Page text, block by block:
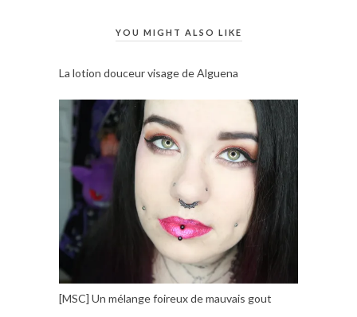
YOU MIGHT ALSO LIKE
La lotion douceur visage de Alguena
[MSC] Un mélange foireux de mauvais gout